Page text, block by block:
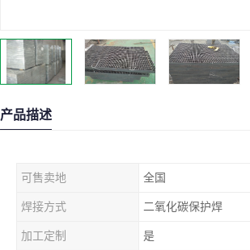
产品描述
可售卖地 全国
焊接方式 二氧化碳保护焊
加工定制 是